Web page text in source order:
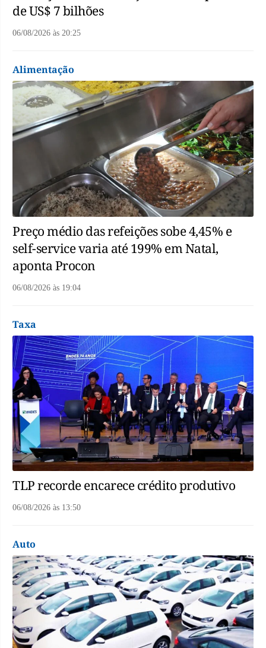
de US$ 7 bilhões
06/08/2026 às 20:25
Alimentação
Preço médio das refeições sobe 4,45% e
self-service varia até 199% em Natal,
aponta Procon
06/08/2026 às 19:04
Taxa
TLP recorde encarece crédito produtivo
06/08/2026 às 13:50
Auto